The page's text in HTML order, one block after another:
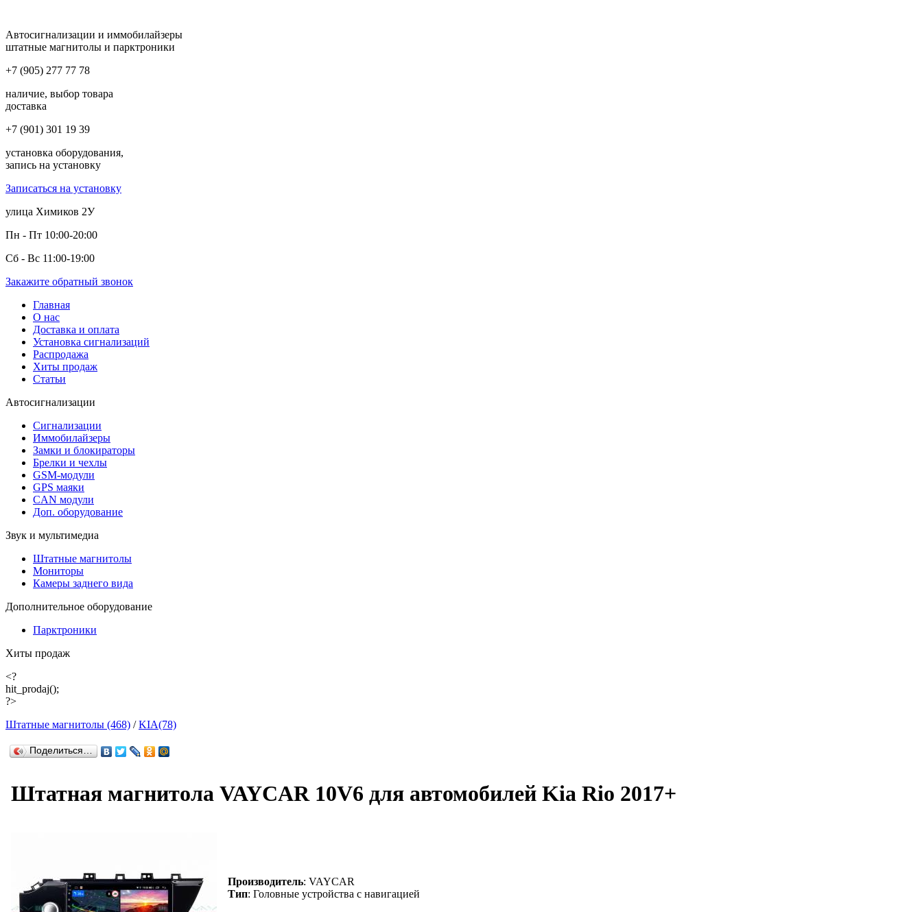
Автосигнализации и иммобилайзеры
штатные магнитолы и парктроники
+7 (905) 277 77 78
наличие, выбор товара
доставка
+7 (901) 301 19 39
установка оборудования,
запись на установку
Записаться на установку
улица Химиков 2У
Пн - Пт 10:00-20:00
Сб - Вс 11:00-19:00
Закажите обратный звонок
Главная
О нас
Доставка и оплата
Установка сигнализаций
Распродажа
Хиты продаж
Статьи
Автосигнализации
Сигнализации
Иммобилайзеры
Замки и блокираторы
Брелки и чехлы
GSM-модули
GPS маяки
CAN модули
Доп. оборудование
Звук и мультимедиа
Штатные магнитолы
Мониторы
Камеры заднего вида
Дополнительное оборудование
Парктроники
Хиты продаж
<?
hit_prodaj();
?>
Штатные магнитолы (468) /KIA(78)
Поделиться…
Штатная магнитола VAYCAR 10V6 для автомобилей Kia Rio 2017+
Производитель: VAYCAR
Тип: Головные устройства с навигацией